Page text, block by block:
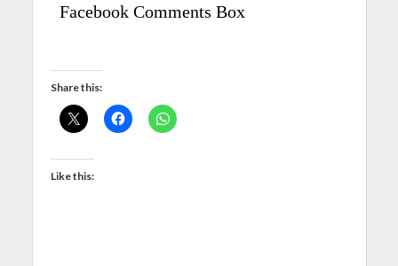
Facebook Comments Box
Share this:
Like this: